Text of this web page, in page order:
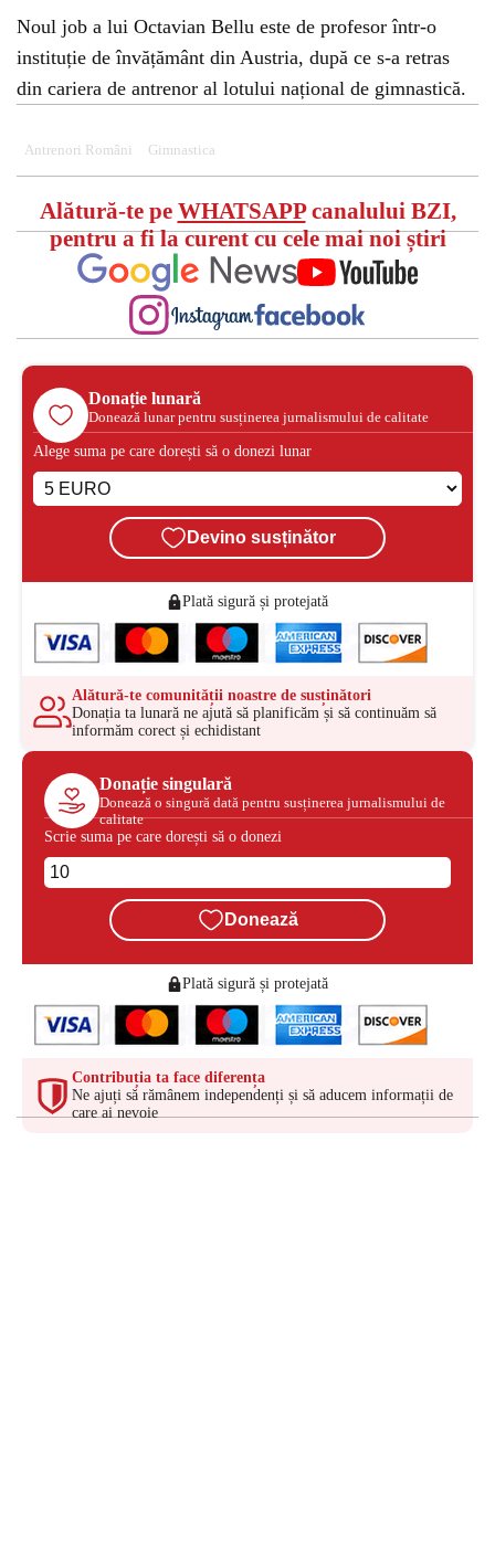
Noul job a lui Octavian Bellu este de profesor într-o
instituție de învățământ din Austria, după ce s-a retras
din cariera de antrenor al lotului național de gimnastică.
Antrenori Români Gimnastica
Alătură-te pe WHATSAPPcanalului BZI,
pentru a fi la curent cu cele mai noi știri
Donație lunară
Donează lunar pentru susținerea jurnalismului de calitate
Alege suma pe care dorești să o donezi lunar
Devino susținător
Plată sigură și protejată
Alătură-te comunității noastre de susținători
Donația ta lunară ne ajută să planificăm și să continuăm să
informăm corect și echidistant
Donație singulară
Donează o singură dată pentru susținerea jurnalismului de
calitate
Scrie suma pe care dorești să o donezi
Donează
Plată sigură și protejată
Contribuția ta face diferența
Ne ajuți să rămânem independenți și să aducem informații de
care ai nevoie